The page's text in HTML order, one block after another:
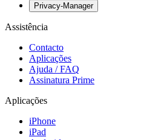
Privacy-Manager
Assistência
Contacto
Aplicações
Ajuda / FAQ
Assinatura Prime
Aplicações
iPhone
iPad